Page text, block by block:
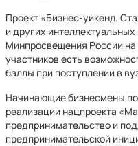
Проект «Бизнес-уикенд.
и других
Минпросвещения России
участников есть
баллы при поступлении в
Начинающие бизнесмены
реализации нацпроекта
предпринимательство и
предпринимательской